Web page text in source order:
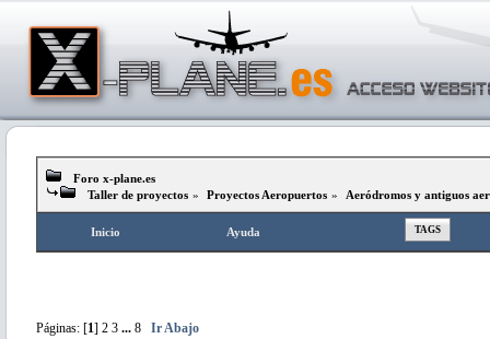
Foro x-plane.es
Taller de proyectos » Proyectos Aeropuertos » Aeródromos y antiguos
Inicio Ayuda TAGS
Páginas: [1] 2 3 ... 8 Ir Abajo